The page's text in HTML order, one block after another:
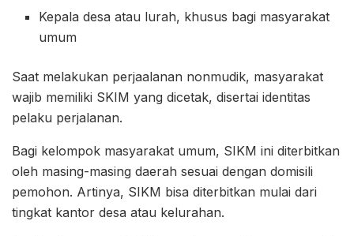
Kepala desa atau lurah, khusus bagi masyarakat
umum
Saat melakukan perjaalanan nonmudik, masyarakat
wajib memiliki SKIM yang dicetak, disertai identitas
pelaku perjalanan.
Bagi kelompok masyarakat umum, SIKM ini diterbitkan
oleh masing-masing daerah sesuai dengan domisili
pemohon. Artinya, SIKM bisa diterbitkan mulai dari
tingkat kantor desa atau kelurahan.